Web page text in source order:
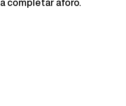
completar aforo.